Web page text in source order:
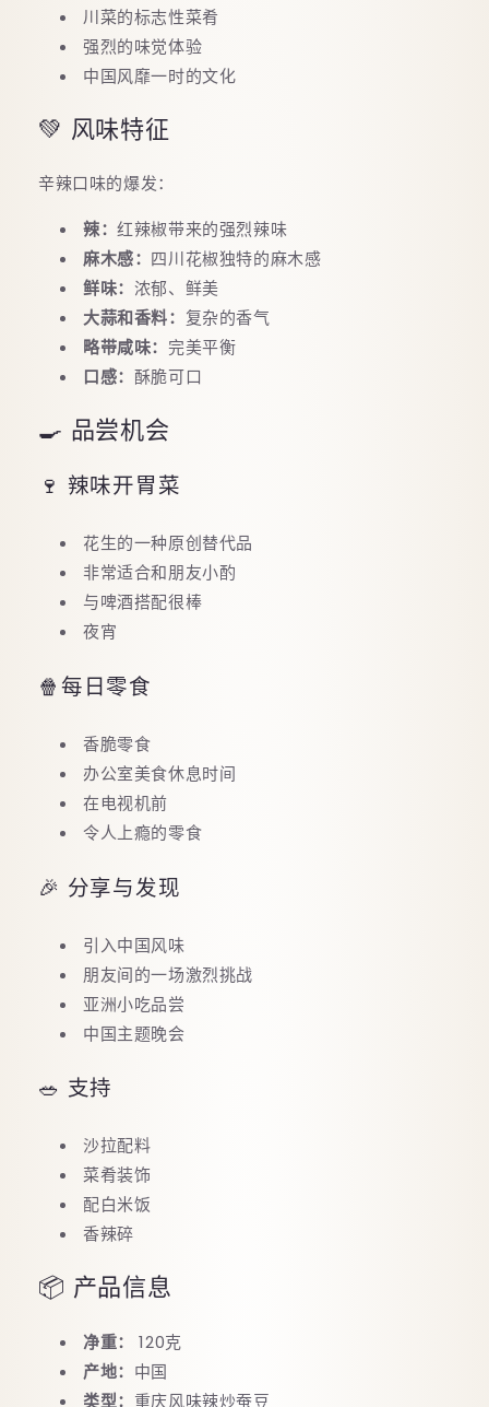
川菜的标志性菜肴
强烈的味觉体验
中国风靡一时的文化
💚 风味特征
辛辣口味的爆发：
辣：红辣椒带来的强烈辣味
麻木感： 四川花椒独特的麻木感
鲜味： 浓郁、鲜美
大蒜和香料： 复杂的香气
略带咸味： 完美平衡
口感： 酥脆可口
🍳 品尝机会
🍷 辣味开胃菜
花生的一种原创替代品
非常适合和朋友小酌
与啤酒搭配很棒
夜宵
🍿每日零食
香脆零食
办公室美食休息时间
在电视机前
令人上瘾的零食
🎉 分享与发现
引入中国风味
朋友间的一场激烈挑战
亚洲小吃品尝
中国主题晚会
🥗 支持
沙拉配料
菜肴装饰
配白米饭
香辣碎
📦 产品信息
净重：
120克
产地： 中国
类型： 重庆风味辣炒蚕豆